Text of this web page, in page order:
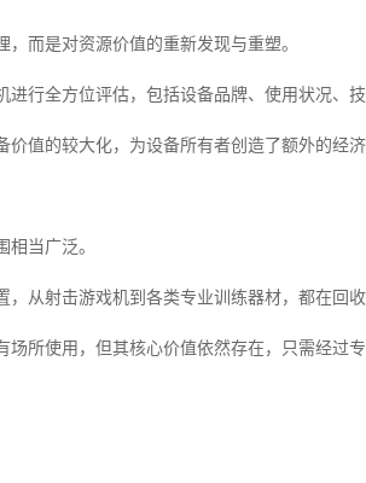
而是对资源价值的重新发现与重塑。
进行全方位评估，包括设备品牌、使用状况、
值的较大化，为设备所有者创造了额外的经济
当广泛。
，从射击游戏机到各类专业训练器材，都在回收
所使用，但其核心价值依然存在，只需经过专